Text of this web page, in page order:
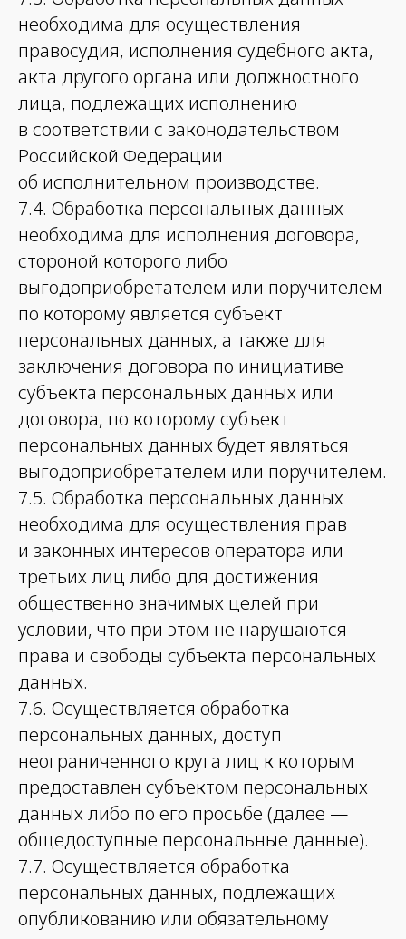
необходима для осуществления
правосудия, исполнения судебного акта,
акта другого органа или должностного
лица, подлежащих исполнению
в соответствии с законодательством
Российской Федерации
об исполнительном производстве.
7.4. Обработка персональных данных
необходима для исполнения договора,
стороной которого либо
выгодоприобретателем или поручителем
по которому является субъект
персональных данных, а также для
заключения договора по инициативе
субъекта персональных данных или
договора, по которому субъект
персональных данных будет являться
выгодоприобретателем или поручителем.
7.5. Обработка персональных данных
необходима для осуществления прав
и законных интересов оператора или
третьих лиц либо для достижения
общественно значимых целей при
условии, что при этом не нарушаются
права и свободы субъекта персональных
данных.
7.6. Осуществляется обработка
персональных данных, доступ
неограниченного круга лиц к которым
предоставлен субъектом персональных
данных либо по его просьбе (далее —
общедоступные персональные данные).
7.7. Осуществляется обработка
персональных данных, подлежащих
опубликованию или обязательному